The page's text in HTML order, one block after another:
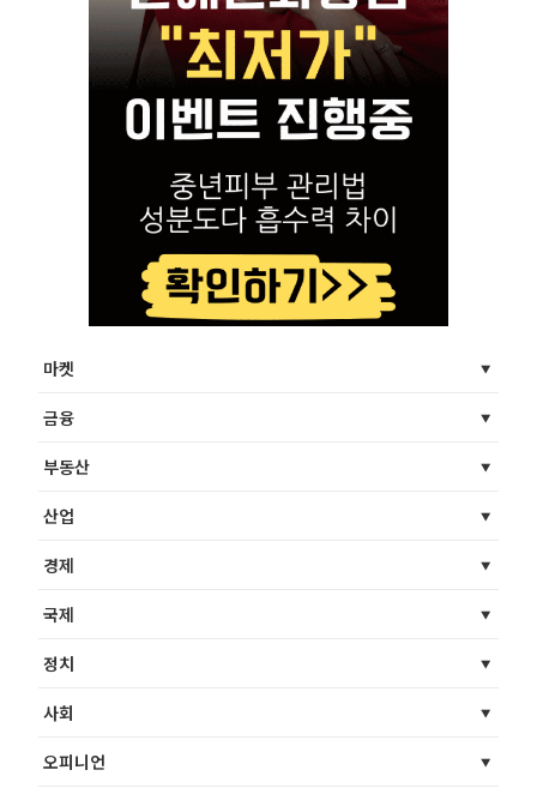
마켓
금융
부동산
산업
경제
국제
정치
사회
오피니언